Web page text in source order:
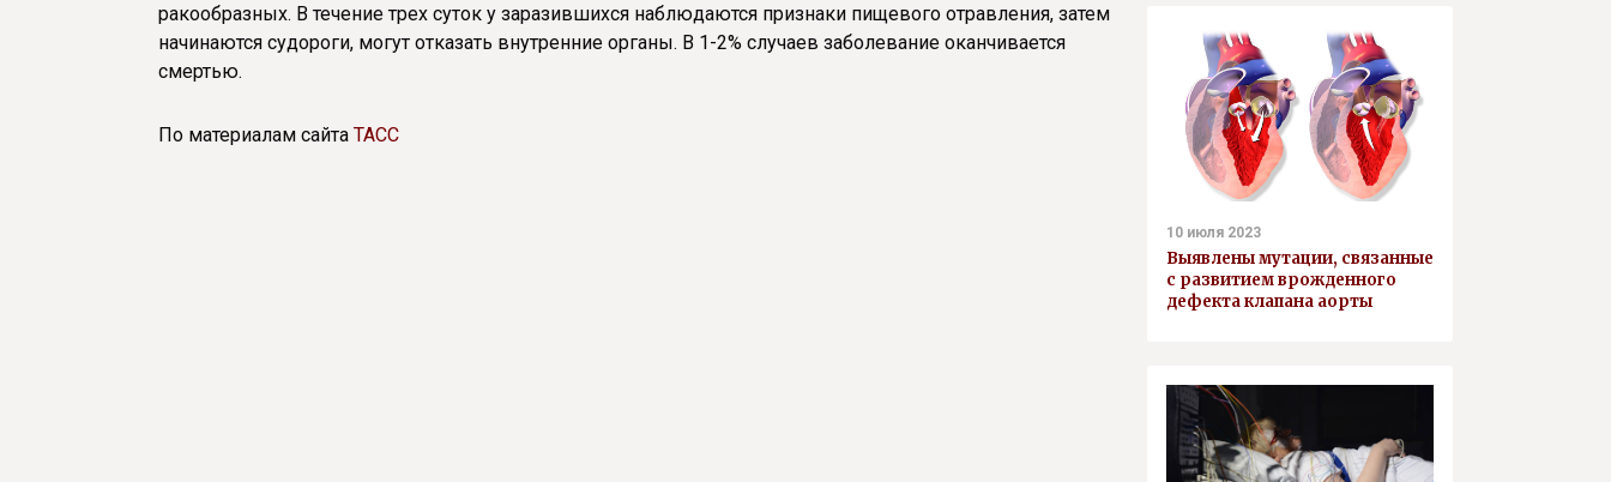
ракообразных. В течение трех суток у заразившихся наблюдаются признаки пищевого отравления, затем
начинаются судороги, могут отказать внутренние органы. В 1-2% случаев заболевание оканчивается
смертью.
По материалам сайта ТАСС
10 июля 2023
Выявлены мутации, связанные
с развитием врожденного
дефекта клапана аорты